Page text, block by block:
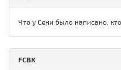
Что у Сени было написано,
FCBK